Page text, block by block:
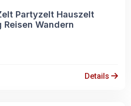
Partyzelt Hauszelt
Reisen Wandern
Details